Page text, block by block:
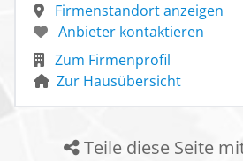
Firmenstandort anzeigen
Anbieter kontaktieren
Zum Firmenprofil
Zur Hausübersicht
Teile diese Seite